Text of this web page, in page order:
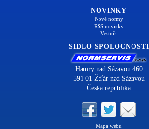
NOVINKY
Nové normy
RSS novinky
Vestník
SÍDLO SPOLOČNOSTI
Hamry nad Sázavou 460
591 01 Žďár nad Sázavou
Česká republika
Mapa webu